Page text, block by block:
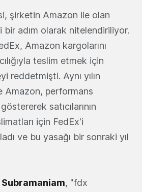
şirketin Amazon ile olan
adım olarak nitelendiriliyor.
Amazon kargolarını
teslim etmek için
reddetmişti. Aynı yılın
Amazon, performans
satıcılarının
için FedEx'i
ve bu yasağı bir sonraki yıl
Subramaniam, "fdx